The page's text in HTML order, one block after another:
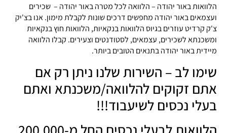
הלוואות באור יהודה – הלוואה לכל מטרה באור יהודה – שכירים
ועצמאים באור יהודה מחפשים דרכים שונות לקבלת מימון. אנו בצ'יק
צ'ק קרדיט עוזרים בגיוס הלוואות בנקאיות, הלוואות חוץ בנקאיות
ומשכנתא לשכירים, עצמאים, לסטודנטים וצעירים. קבלו הלוואה
מיידית באור יהודה בתנאים הטובים ביותר.
שימו לב – השירות שלנו ניתן רק אם
אתם זקוקים להלוואה/משכנתא ואתם
בעלי נכסים לשיעבוד!!!